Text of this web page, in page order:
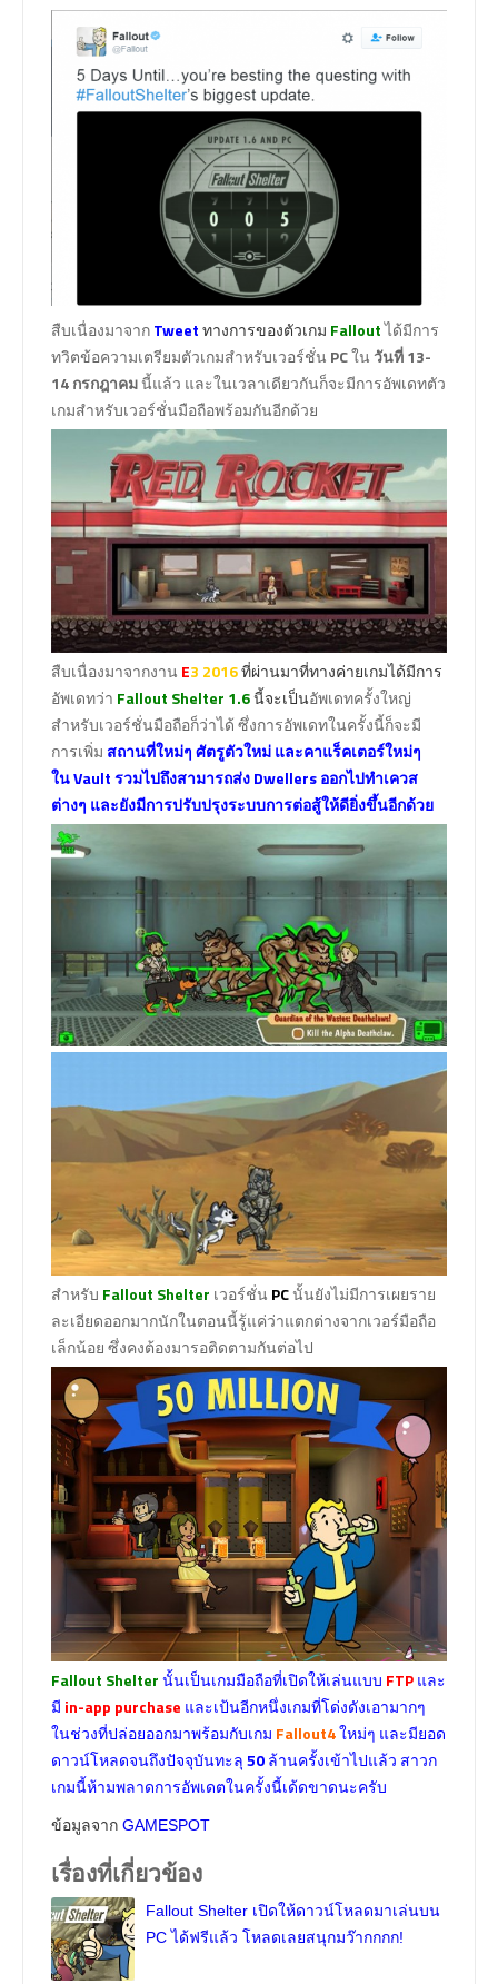
สืบเนื่องมาจากTweetทางการของตัวเกม Falloutได้มีการ
ทวิตข้อความเตรียมตัวเกมสำหรับเวอร์ชั่น PCในวันที่ 13-
14 กรกฎาคมนี้แล้ว และในเวลาเดียวกันก็จะมีการอัพเดทตัว
เกมสำหรับเวอร์ชั่นมือถือพร้อมกันอีกด้วย
สืบเนื่องมาจากงาน E3 2016ที่ผ่านมาที่ทางค่ายเกมได้มีการ
อัพเดทว่า Fallout Shelter 1.6นี้จะเป็นอัพเดทครั้งใหญ่
สำหรับเวอร์ชั่นมือถือก็ว่าได้ ซึ่งการอัพเดทในครั้งนี้ก็จะมี
การเพิ่ม สถานที่ใหม่ๆ ศัตรูตัวใหม่ และคาแร็คเตอร์ใหม่ๆ
ใน Vault รวมไปถึงสามารถส่ง Dwellers ออกไปทำเควส
ต่างๆ และยังมีการปรับปรุงระบบการต่อสู้ให้ดียิ่งขึ้นอีกด้วย
สำหรับ Fallout Shelter เวอร์ชั่น PCนั้นยังไม่มีการเผยราย
ละเอียดออกมากนักในตอนนี้รู้แค่ว่าแตกต่างจากเวอร์มือถือ
เล็กน้อย ซึ่งคงต้องมารอติดตามกันต่อไป
Fallout Shelterนั้นเป็นเกมมือถือที่เปิดให้เล่นแบบ FTPและ
มี in-app purchase และเป้นอีกหนึ่งเกมที่โด่งดังเอามากๆ
ในช่วงที่ปล่อยออกมาพร้อมกับเกม Fallout4ใหม่ๆ และมียอด
ดาวน์โหลดจนถึงปัจจุบันทะลุ50ล้านครั้งเข้าไปแล้ว สาวก
เกมนี้ห้ามพลาดการอัพเดตในครั้งนี้เด้ดขาดนะครับ
ข้อมูลจาก GAMESPOT
เรื่องที่เกี่ยวข้อง
Fallout Shelter เปิดให้ดาวน์โหลดมาเล่นบน
PC ได้ฟรีแล้ว โหลดเลยสนุกมว๊ากกกก!